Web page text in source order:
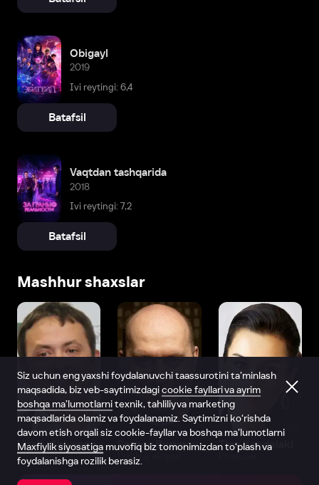
Obigayl
2019
Ivi reytingi: 6,4
Batafsil
Vaqtdan tashqarida
2018
Ivi reytingi: 7,2
Batafsil
Mashhur shaxslar
Vitaliy Shlyappo
Produser
Sergey Burunov
Dublyaj aktyori
Tina Kandelaki
Produser
Siz uchun eng yaxshi foydalanuvchi taassurotini ta’minlash
maqsadida, biz veb-saytimizdagicookie fayllari va ayrim
boshqa ma’lumotlarnitexnik, tahliliy va marketing
maqsadlarida olamiz va foydalanamiz. Saytimizni ko‘rishda
davom etish orqali siz cookie-fayllar va boshqa ma’lumotlarni
Maxfiylik siyosatiga muvofiq biz tomonimizdan to‘plash va
foydalanishga rozilik berasiz.